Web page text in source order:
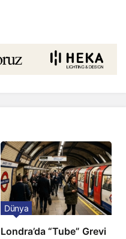
Londra’da “Tube” Grevi
Dünya